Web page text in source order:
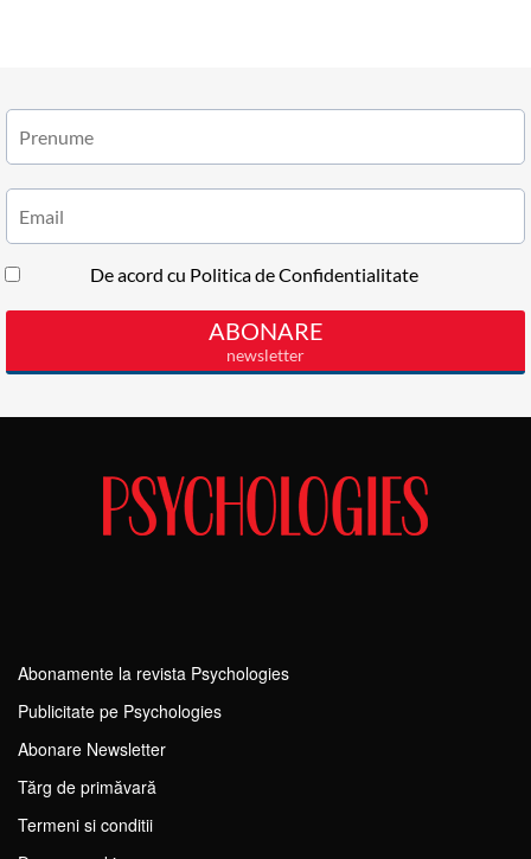
Abonamente la revista Psychologies
Publicitate pe Psychologies
Abonare Newsletter
Tărg de primăvară
Termeni si conditii